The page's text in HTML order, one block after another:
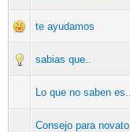
te ayudamos
sabias que..
Lo que no saben es..
Consejo para novato